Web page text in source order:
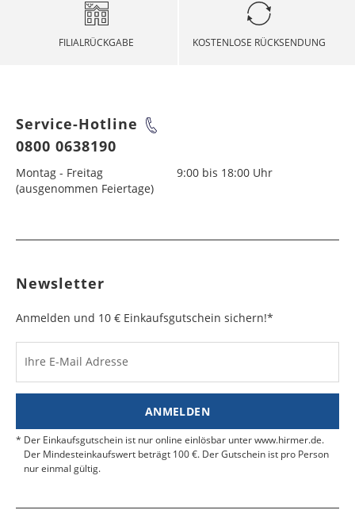
FILIALRÜCKGABE KOSTENLOSE RÜCKSENDUNG
Service-Hotline
0800 0638190
Montag - Freitag
9:00 bis 18:00 Uhr
(ausgenommen Feiertage)
Newsletter
Anmelden und 10 € Einkaufsgutschein sichern!*
Ihre E-Mail Adresse
ANMELDEN
Der Einkaufsgutschein ist nur online einlösbar unter www.hirmer.de.
Der Mindesteinkaufswert beträgt 100 €. Der Gutschein ist pro Person
nur einmal gültig.